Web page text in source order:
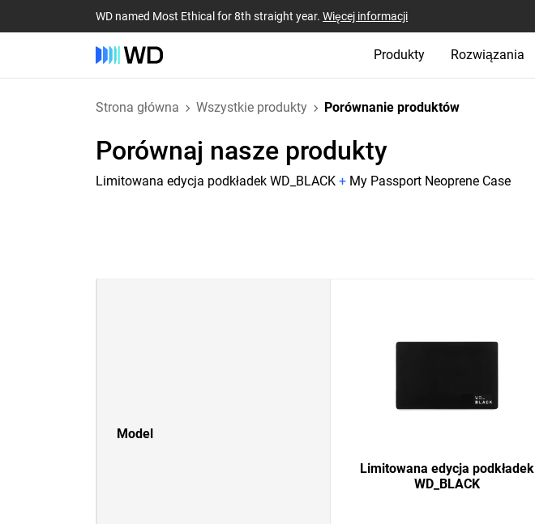
WD named Most Ethical for 8th straight year. Więcej informacji
Produkty Rozwiązania
Strona główna Wszystkie produkty Porównanie produktów
Porównaj nasze produkty
Limitowana edycja podkładek WD_BLACK + My Passport Neoprene Case
Model
Limitowana edycja podkładek
WD_BLACK